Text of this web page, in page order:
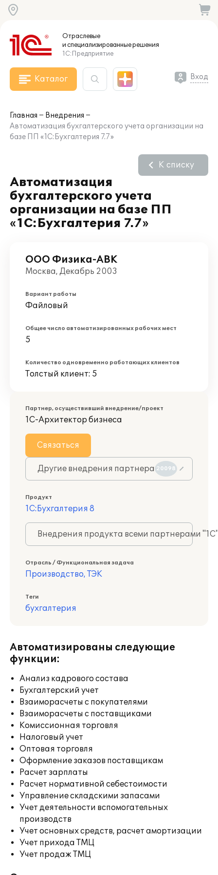
Отраслевые
и специализированныерешения
1С:Предприятие
Каталог Вход
Главная
Внедрения
Автоматизация бухгалтерского учета организации на
базе ПП «1С:Бухгалтерия 7.7»
Автоматизация
бухгалтерского учета
организации на базе ПП
«1С:Бухгалтерия 7.7»
К списку
ООО Физика-АВК
Москва, Декабрь 2003
Вариант работы
Файловый
Общее число автоматизированных рабочих мест
5
Количество одновременно работающих клиентов
Толстый клиент: 5
Партнер, осуществивший внедрение/проект
1С-Архитектор бизнеса
Связаться
Другие внедрения партнера 20098
Продукт
1С:Бухгалтерия 8
Внедрения продукта всеми партнерами
Отрасль / Функциональная задача
Производство, ТЭК
Теги
бухгалтерия
Автоматизированы следующие
функции:
Анализ кадрового состава
Бухгалтерский учет
Взаиморасчеты с покупателями
Взаиморасчеты с поставщиками
Комиссионная торговля
Налоговый учет
Оптовая торговля
Оформление заказов поставщикам
Расчет зарплаты
Расчет нормативной себестоимости
Управление складскими запасами
Учет деятельности вспомогательных
производств
Учет основных средств, расчет амортизации
Учет прихода ТМЦ
Учет продаж ТМЦ